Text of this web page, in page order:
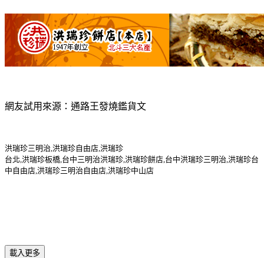
網友試用來源：通路王發燒鑑貨文
洪瑞珍三明治,洪瑞珍自由店,洪瑞珍
台北,洪瑞珍板橋,台中三明治洪瑞珍,洪瑞珍餅店,台中洪瑞珍三明治,洪瑞珍台
中自由店,洪瑞珍三明治自由店,洪瑞珍中山店
載入更多